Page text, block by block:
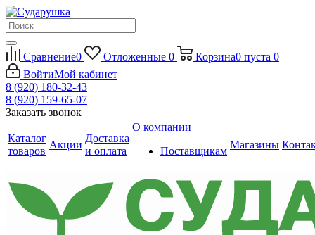
Сравнение0 Отложенные 0 Корзина0 пуста 0
ВойтиМой кабинет
8 (920) 180-32-43
8 (920) 159-65-07
Заказать звонок
Каталог
товаров
Акции
Доставка
и оплата
О компании
Поставщикам
Магазины